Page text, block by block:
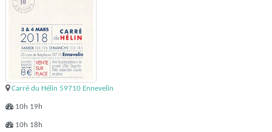
Carré du Hélin 59710 Ennevelin
10h 19h
10h 18h